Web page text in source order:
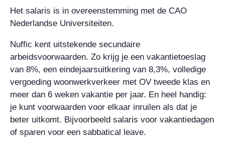
Het salaris is in overeenstemming met de CAO
Nederlandse Universiteiten.
Nuffic kent uitstekende secundaire
arbeidsvoorwaarden. Zo krijg je een vakantietoeslag
van 8%, een eindejaarsuitkering van 8,3%, volledige
vergoeding woonwerkverkeer met OV tweede klas en
meer dan 6 weken vakantie per jaar. En heel handig:
je kunt voorwaarden voor elkaar inruilen als dat je
beter uitkomt. Bijvoorbeeld salaris voor vakantiedagen
of sparen voor een sabbatical leave.